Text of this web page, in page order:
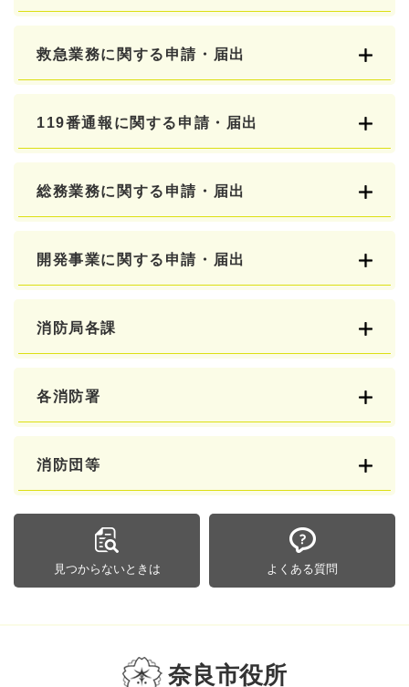
救急業務に関する申請・届出
119番通報に関する申請・届出
総務業務に関する申請・届出
開発事業に関する申請・届出
消防局各課
各消防署
消防団等
見つからないときは よくある質問
奈良市役所